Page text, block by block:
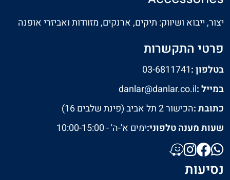
יצור, ייבוא ושיווק: תיקים, ארנקים, מזוודות ואביזרי אופנה
פרטי התקשרות
בטלפון :03-6811741
במייל :danlar@danlar.co.il
כתובת :הכישור 2 תל אביב (פינת שלבים 16)
שעות מענה טלפוני:ימים א'-ה' - 10:00-15:00
נסיעות